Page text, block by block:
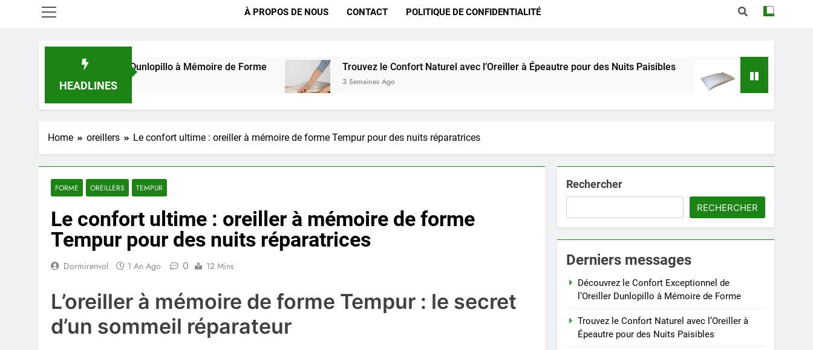
À PROPOS DE NOUS CONTACT POLITIQUE DE CONFIDENTIALITÉ
HEADLINES
de l’Oreiller Dunlopillo à Mémoire de Forme Trouvez le Confort Naturel avec l’Oreiller à Épeautre pour des Nuits Paisibles
3 Semaines Ago 3 Semaines Ago
Home oreillers Le confort ultime : oreiller à mémoire de forme Tempur pour des nuits réparatrices
FORME OREILLERS TEMPUR
Le confort ultime : oreiller à mémoire de forme
Tempur pour des nuits réparatrices
Dormirenvol 1 An Ago 0 12 Mins
L’oreiller à mémoire de forme Tempur : le secret
d’un sommeil réparateur
Rechercher
RECHERCHER
Derniers messages
Découvrez le Confort Exceptionnel de
l’Oreiller Dunlopillo à Mémoire de Forme
Trouvez le Confort Naturel avec l’Oreiller à
Épeautre pour des Nuits Paisibles